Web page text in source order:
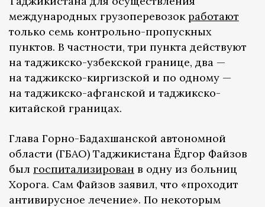
международных грузоперевозокработают
только семь контрольно-пропускных
пунктов. В частности, три пункта действуют
на таджикско-узбекской границе, два —
на таджикско-киргизской и по одному —
на таджикско-афганской и таджикско-
китайской границах.
Глава Горно-Бадахшанской автономной
области (ГБАО) Таджикистана Ёдгор Файзов
был госпитализирован в одну из больниц
Хорога. Сам Файзов заявил, что «проходит
антивирусное лечение». По некоторым